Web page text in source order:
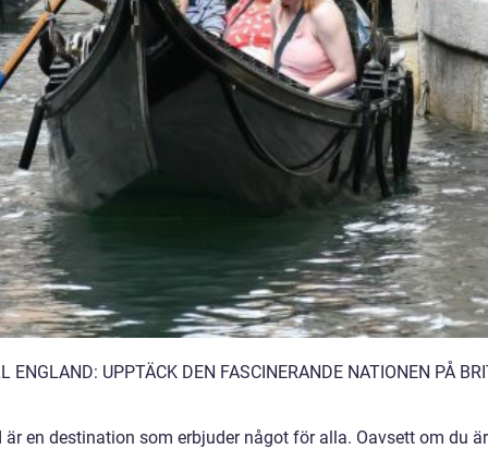
ENGLAND: UPPTÄCK DEN FASCINERANDE NATIONEN PÅ
är en destination som erbjuder något för alla. Oavsett om du är